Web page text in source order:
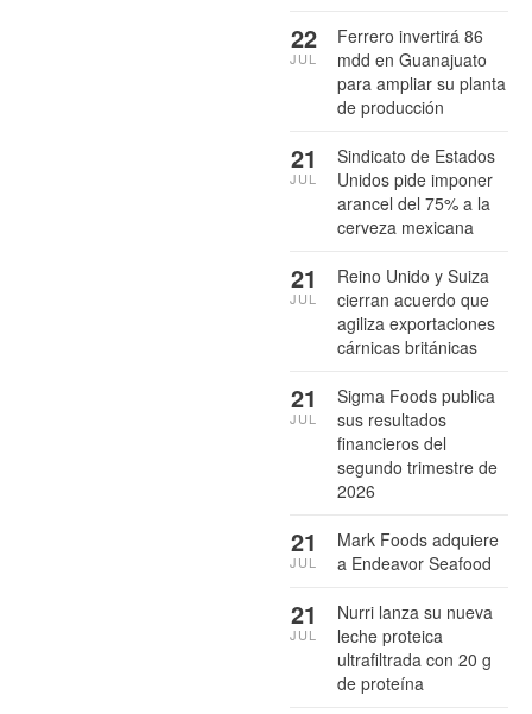
Ferrero invertirá 86
mdd en Guanajuato
para ampliar su planta
de producción
22
JUL
Sindicato de Estados
Unidos pide imponer
arancel del 75% a la
cerveza mexicana
21
JUL
Reino Unido y Suiza
cierran acuerdo que
agiliza exportaciones
cárnicas británicas
21
JUL
Sigma Foods publica
sus resultados
financieros del
segundo trimestre de
2026
21
JUL
Mark Foods adquiere
a Endeavor Seafood
21
JUL
Nurri lanza su nueva
leche proteica
ultrafiltrada con 20 g
de proteína
21
JUL